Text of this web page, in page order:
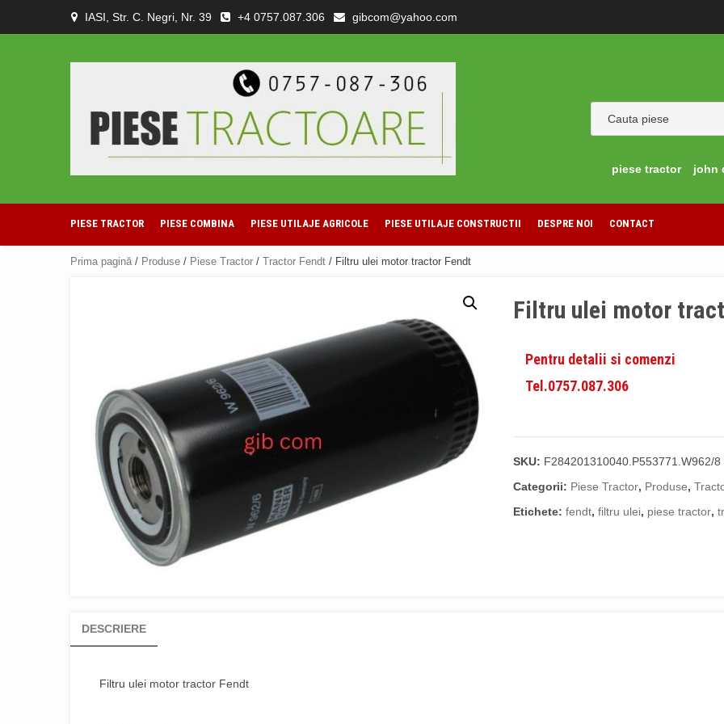
IASI, Str. C. Negri, Nr. 39 +4 0757.087.306 gibcom@yahoo.com
piese tractor
john
PIESE TRACTOR PIESE COMBINA PIESE UTILAJE AGRICOLE PIESE UTILAJE CONSTRUCTII DESPRE NOI CONTACT
Prima pagină / Produse / Piese Tractor / Tractor Fendt / Filtru ulei motor tractor Fendt
Filtru ulei motor
Pentru detalii si comenzi
Tel.0757.087.306
SKU: F284201310040.P553771.W962/8
Categorii: Piese Tractor, Produse,
Etichete:fendt,filtru ulei, piese tractor,
DESCRIERE
Filtru ulei motor tractor Fendt